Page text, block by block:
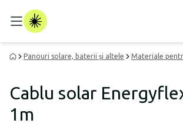
Panouri solare, baterii și altele Materiale
Cablu solar
1m